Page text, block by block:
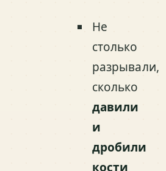
Не
столько
разрывали,
сколько
давили
и
дробили
кости